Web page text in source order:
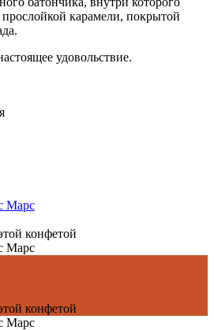
карамели, покрытой
удовольствие.
Марс
конфетой
Марс
конфетой
Марс